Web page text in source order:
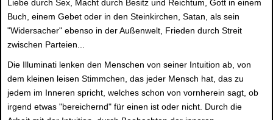
Liebe durch Sex, Macht durch Besitz und Reichtum, Gott in einem
Buch, einem Gebet oder in den Steinkirchen, Satan, als sein
"Widersacher" ebenso in der Außenwelt, Frieden durch Streit
zwischen Parteien...
Die Illuminati lenken den Menschen von seiner Intuition ab, von
dem kleinen leisen Stimmchen, das jeder Mensch hat, das zu
jedem im Inneren spricht, welches schon von vornherein sagt, ob
irgend etwas "bereichernd" für einen ist oder nicht. Durch die